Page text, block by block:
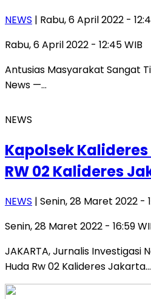
NEWS | Rabu, 6 April 2022 -
Rabu, 6 April 2022 - 12:45 WIB
Antusias Masyarakat Sangat
News —…
NEWS
Kapolsek
RW 02 Kalideres
NEWS | Senin, 28 Maret 2022 -
Senin, 28 Maret 2022 - 16:59
JAKARTA, Jurnalis
Huda Rw 02 Kalideres Jakarta…